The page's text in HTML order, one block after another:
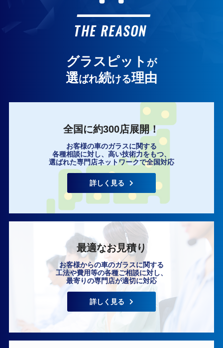
いますぐ無料相談
THE REASON
グラスピット が
選ばれ続ける理由
全国に約300店展開！
お客様の車のガラスに関する
各種相談に対し、高い技術力をもつ、
選ばれた専門店ネットワークで全国対応
詳しく見る
最適なお見積り
お客様からの車のガラスに関する
工法や費用等の各種ご相談に対し、
最寄りの専門店が適切に対応
詳しく見る